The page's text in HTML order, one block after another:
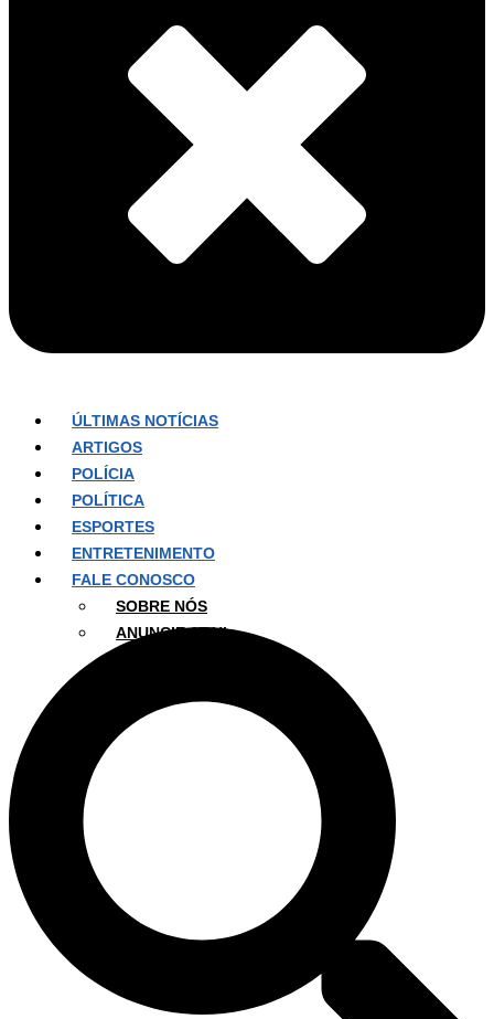
ÚLTIMAS NOTÍCIAS
ARTIGOS
POLÍCIA
POLÍTICA
ESPORTES
ENTRETENIMENTO
FALE CONOSCO
SOBRE NÓS
ANUNCIE AQUI